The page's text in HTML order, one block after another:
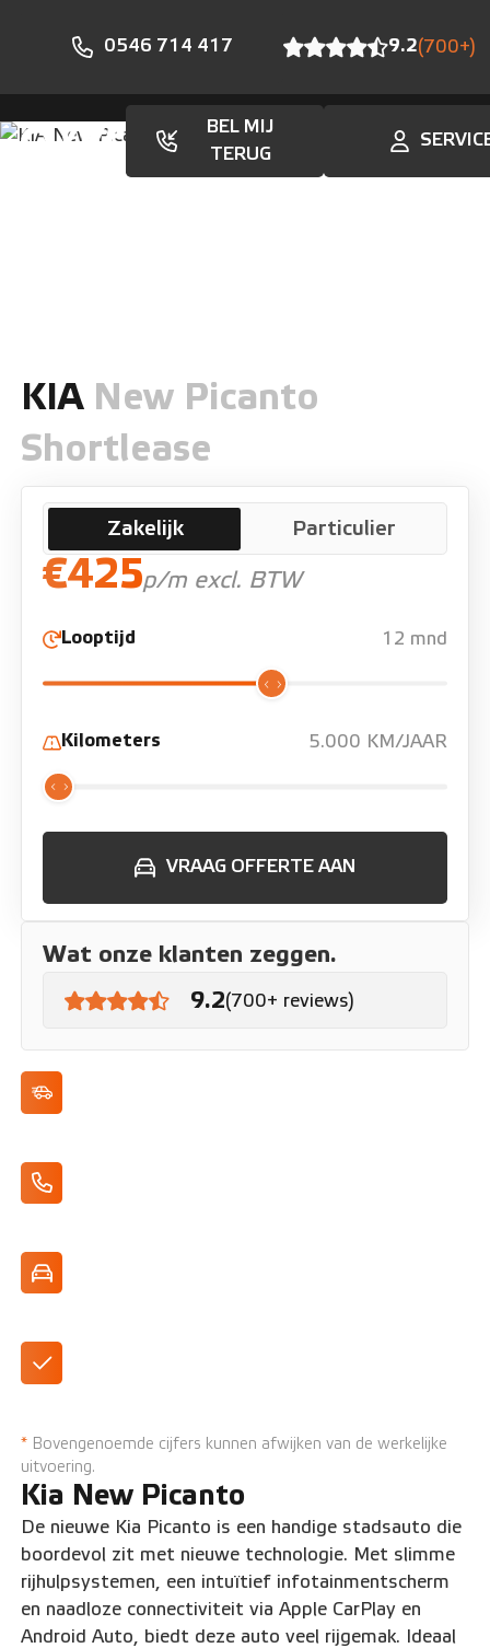
0546 714 417 9.2(700+)
BEL MIJ
TERUG
KIA New Picanto
Shortlease
* Bovengenoemde cijfers kunnen afwijken van de werkelijke
uitvoering.
Kia New Picanto
De nieuwe Kia Picanto is een handige stadsauto die
boordevol zit met nieuwe technologie. Met slimme
rijhulpsystemen, een intuïtief infotainmentscherm
en naadloze connectiviteit via Apple CarPlay en
Android Auto, biedt deze auto veel rijgemak. Ideaal
Zakelijk Particulier
€425p/m excl. BTW
Looptijd 12 mnd
Kilometers 5.000 KM/JAAR
VRAAG OFFERTE AAN
Wat onze klanten zeggen.
9.2(700+ reviews)